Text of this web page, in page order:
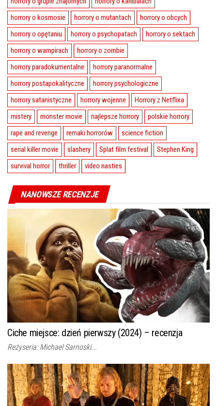
horrory o kosmosie
horrory o mutantach
horrory o obcych
horrory o opętaniu
horrory o psychopatach
horrory o sektach
horrory o wampirach
horrory o zombie
horrory paradokumentalne
horrory paranormalne
horrory postapokalityczne
horrory psychologiczne
horrory satanistyczne
horrory wojenne
Horrory z Netflixa
mistery
monster movie najlepsze horrory
polskie horrory
rape and revenge
remaki horrorów
science fiction
serial killer movie
slashery Splat film festival
Stephen King
survival horror
thriller video nasties
NANOWSZE RECENZJE
Ciche miejsce: dzień pierwszy (2024) – recenzja
Reżyseria: Michael Sarnoski...